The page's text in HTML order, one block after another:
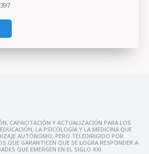
397
CAPACITACIÓN Y ACTUALIZACIÓN PARA LOS
LA PSICOLOGÍA Y LA MEDICINA QUE
AUTÓNOMO, PERO TELEDIRIGIDO POR
QUE GARANTICEN QUE SE LOGRA RESPONDER A
QUE EMERGEN EN EL SIGLO XXI.